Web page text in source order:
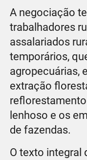
A negociação
trabalhadores
assalariados
temporários,
agropecuárias,
extração
lenhoso e os
de fazendas.
O texto integral